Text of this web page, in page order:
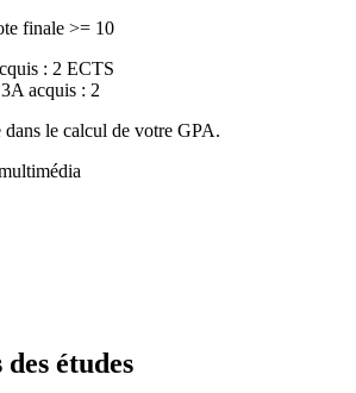
finale >= 10
: 2 ECTS
acquis : 2
le calcul de votre GPA.
études